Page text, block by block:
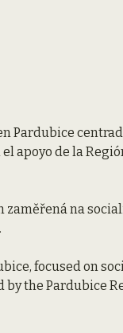
Pardubice
apoyo de la
na
focused on
the Pardubice